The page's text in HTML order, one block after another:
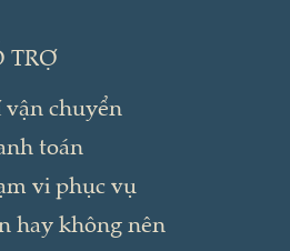
TRỢ
chuyển
toán
vi phục vụ
hay không nên